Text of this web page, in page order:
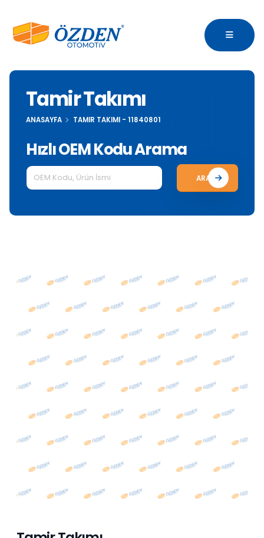
Tamir Takımı
ANASAYFA TAMIR TAKIMI - 11840801
Hızlı OEM Kodu Arama
ARA